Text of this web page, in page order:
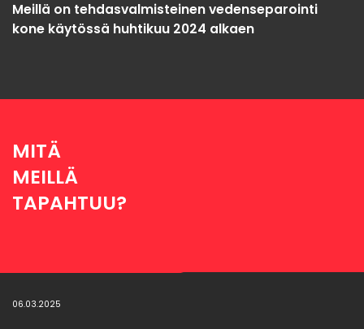
Meillä on tehdasvalmisteinen vedenseparointi
kone käytössä huhtikuu 2024 alkaen
MITÄ
MEILLÄ
TAPAHTUU?
06.03.2025